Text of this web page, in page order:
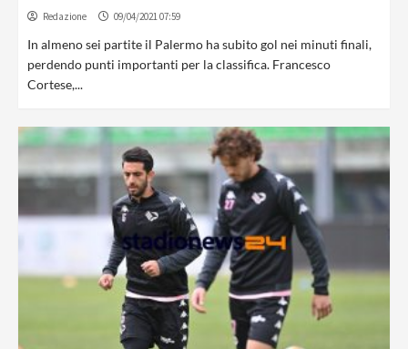
Redazione 09/04/2021 07:59
In almeno sei partite il Palermo ha subito gol nei minuti finali,
perdendo punti importanti per la classifica. Francesco
Cortese,...